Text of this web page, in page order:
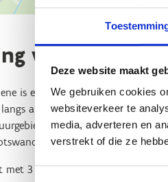
Deze website maakt
We gebruiken cookies
websiteverkeer te
media, adverteren en
verstrekt of die ze
van de route
is een mooie looproute,
akkers en velden. De meest
welke een ware lust
en prachtige vlaktes.
3 lussen een verscheidenheid